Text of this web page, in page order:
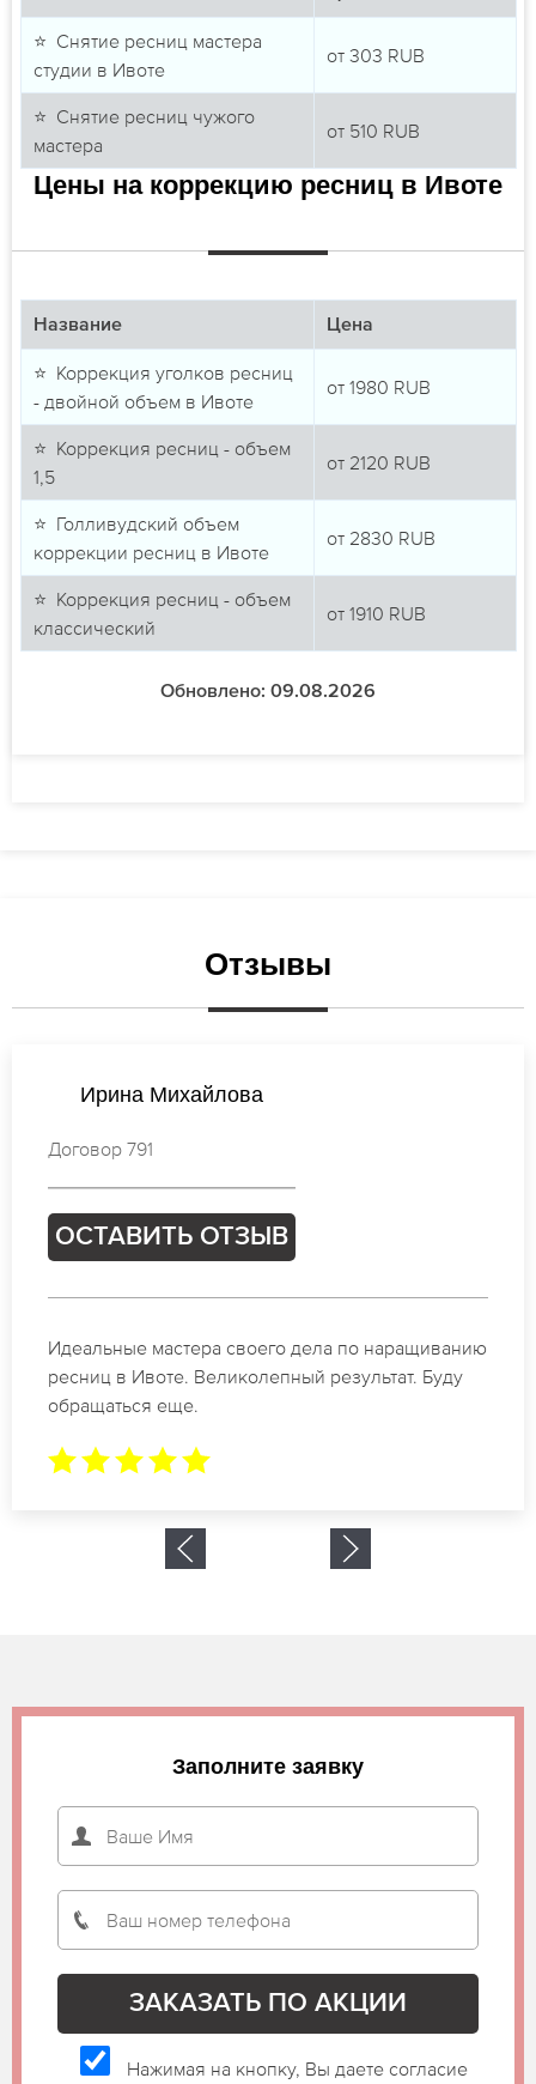
⭐ Снятие ресниц мастера
студии в Ивоте
от 303 RUB
⭐ Снятие ресниц чужого
мастера
от 510 RUB
Цены на коррекцию ресниц в Ивоте
Название Цена
⭐ Коррекция уголков ресниц
- двойной объем в Ивоте
от 1980 RUB
⭐ Коррекция ресниц - объем
1,5
от 2120 RUB
⭐ Голливудский объем
коррекции ресниц в Ивоте
от 2830 RUB
⭐ Коррекция ресниц - объем
классический
от 1910 RUB
Обновлено: 09.08.2026
Отзывы
Татьяна Иванова
Договор 601
ОСТАВИТЬ ОТЗЫВ
Спасибо огромное. Заказывала наращивание
ресниц в Ивоте для мероприятия. За 2 часа все
было готово.
Заполните заявку
Нажимая на кнопку, Вы даете согласие